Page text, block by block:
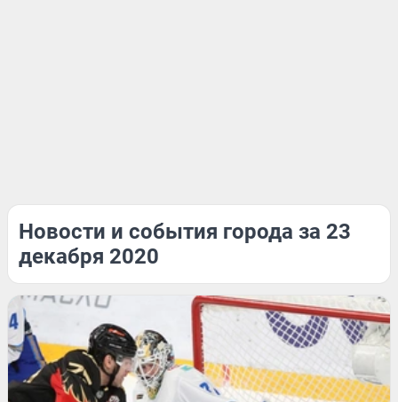
Новости и события города за 23
декабря 2020